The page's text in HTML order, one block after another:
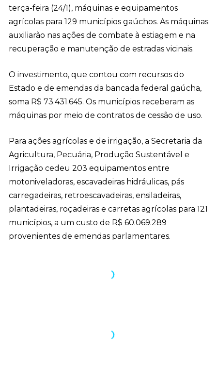
terça-feira (24/1), máquinas e equipamentos
agrícolas para 129 municípios gaúchos. As máquinas
auxiliarão nas ações de combate à estiagem e na
recuperação e manutenção de estradas vicinais.
O investimento, que contou com recursos do
Estado e de emendas da bancada federal gaúcha,
soma R$ 73.431.645. Os municípios receberam as
máquinas por meio de contratos de cessão de uso.
Para ações agrícolas e de irrigação, a Secretaria da
Agricultura, Pecuária, Produção Sustentável e
Irrigação cedeu 203 equipamentos entre
motoniveladoras, escavadeiras hidráulicas, pás
carregadeiras, retroescavadeiras, ensiladeiras,
plantadeiras, roçadeiras e carretas agrícolas para 121
municípios, a um custo de R$ 60.069.289
provenientes de emendas parlamentares.